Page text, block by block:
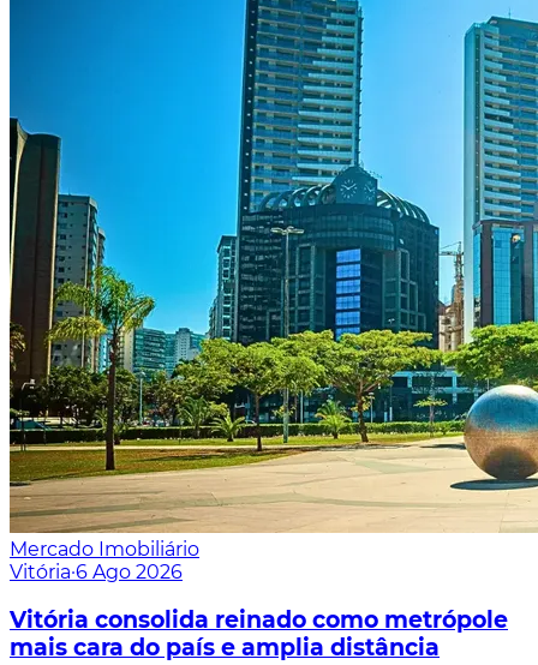
Mercado Imobiliário
Vitória·6 Ago 2026
Vitória consolida reinado como metrópole
mais cara do país e amplia distância